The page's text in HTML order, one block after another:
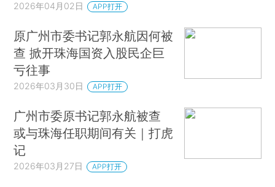
2026年04月02日 APP打开
原广州市委书记郭永航因何被
查 掀开珠海国资入股民企巨
亏往事
2026年03月30日 APP打开
广州市委原书记郭永航被查
或与珠海任职期间有关｜打虎
记
2026年03月27日 APP打开